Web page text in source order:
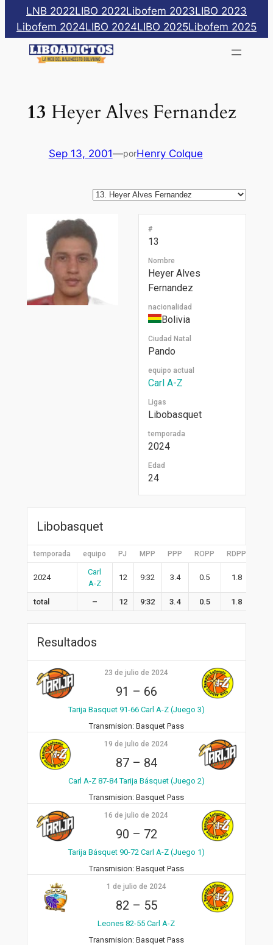
Saltar
contenido
LNB 2022LIBO 2022Libofem 2023LIBO 2023
Libofem 2024LIBO 2024LIBO 2025Libofem 2025
13 Heyer Alves Fernandez
Sep 13, 2001—porHenry Colque
#
13
Nombre
Heyer Alves
Fernandez
nacionalidad
Bolivia
Ciudad Natal
Pando
equipo actual
Carl A-Z
Ligas
Libobasquet
temporada
2024
Edad
24
Libobasquet
temporada equipo PJ MPP PPP ROPP RDPP
2024
Carl
A-Z
12 9:32 3.4 0.5 1.8
total – 12 9:32 3.4 0.5 1.8
Resultados
23 de julio de 2024
91 – 66
Tarija Basquet 91-66 Carl A-Z (Juego 3)
Transmision:Basquet Pass
19 de julio de 2024
87– 84
Carl A-Z 87-84 Tarija Básquet (Juego 2)
Transmision:Basquet Pass
16 de julio de 2024
90 – 72
Tarija Básquet 90-72 Carl A-Z (Juego 1)
Transmision:Basquet Pass
1 de julio de 2024
82 – 55
Leones 82-55 Carl A-Z
Transmision:Basquet Pass